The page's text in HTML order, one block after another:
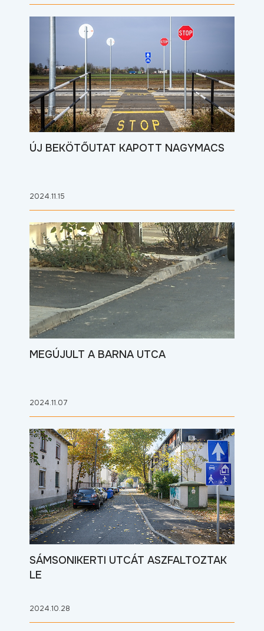
ÚJ BEKÖTŐUTAT KAPOTT NAGYMACS
2024.11.15
MEGÚJULT A BARNA UTCA
2024.11.07
SÁMSONIKERTI UTCÁT ASZFALTOZTAK
LE
2024.10.28